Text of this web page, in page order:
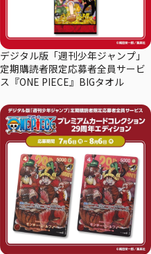
デジタル版「週刊少年ジャンプ」
定期購読者限定応募者全員サービ
ス『ONE PIECE』BIGタオル